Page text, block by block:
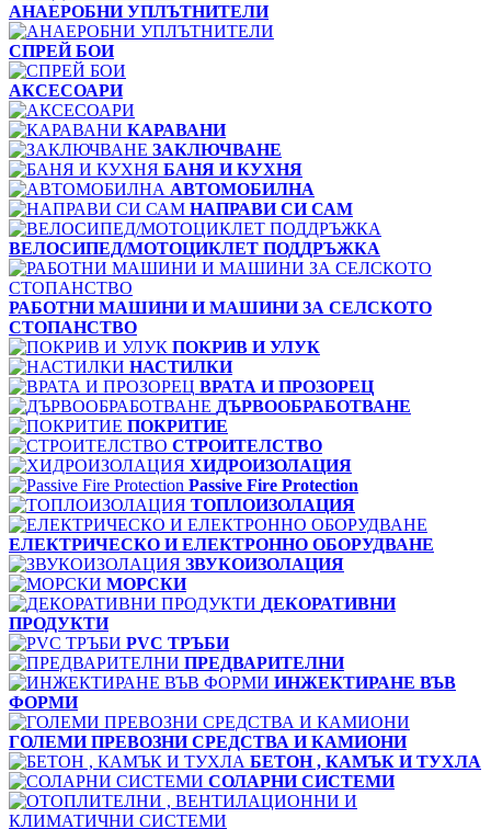
АНАЕРОБНИ УПЛЪТНИТЕЛИ
СПРЕЙ БОИ
АКСЕСОАРИ
КАРАВАНИ
ЗАКЛЮЧВАНЕ
БАНЯ И КУХНЯ
АВТОМОБИЛНА
НАПРАВИ СИ САМ
ВЕЛОСИПЕД/МОТОЦИКЛЕТ ПОДДРЪЖКА
РАБОТНИ МАШИНИ И МАШИНИ ЗА СЕЛСКОТО
СТОПАНСТВО
ПОКРИВ И УЛУК
НАСТИЛКИ
ВРАТА И ПРОЗОРЕЦ
ДЪРВООБРАБОТВАНЕ
ПОКРИТИЕ
СТРОИТЕЛСТВО
ХИДРОИЗОЛАЦИЯ
Passive Fire Protection
ТОПЛОИЗОЛАЦИЯ
ЕЛЕКТРИЧЕСКО И ЕЛЕКТРОННО ОБОРУДВАНЕ
ЗВУКОИЗОЛАЦИЯ
МОРСКИ
ДЕКОРАТИВНИ
ПРОДУКТИ
PVC ТРЪБИ
ПРЕДВАРИТЕЛНИ
ИНЖЕКТИРАНЕ ВЪВ
ФОРМИ
ГОЛЕМИ ПРЕВОЗНИ СРЕДСТВА И КАМИОНИ
БЕТОН , КАМЪК И ТУХЛА
СОЛАРНИ СИСТЕМИ